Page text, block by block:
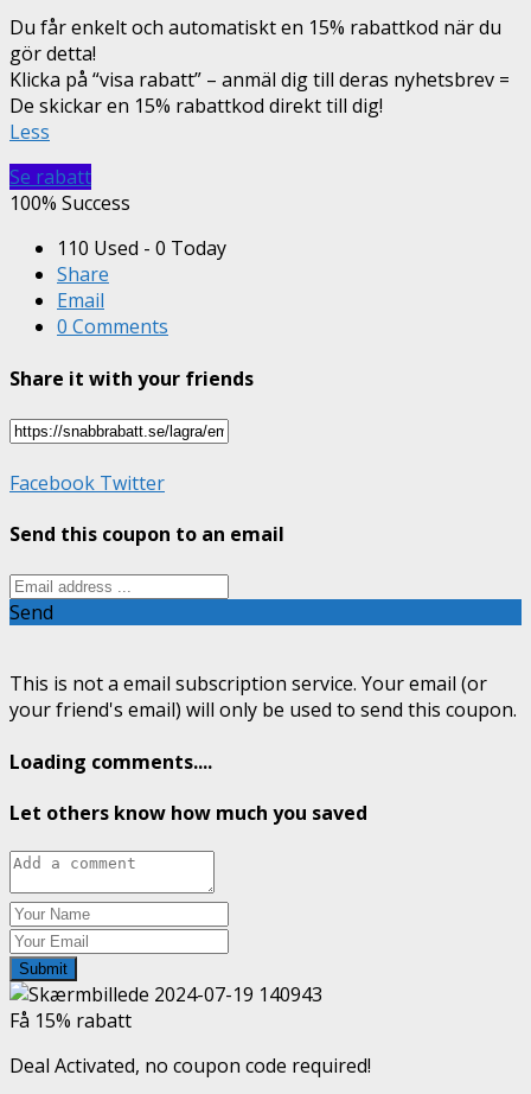
Du får enkelt och automatiskt en 15% rabattkod när du
gör detta!
Klicka på “visa rabatt” – anmäl dig till deras nyhetsbrev =
De skickar en 15% rabattkod direkt till dig!
Less
Se rabatt
100% Success
110 Used - 0 Today
Share
Email
0 Comments
Share it with your friends
Facebook Twitter
Send this coupon to an email
Send
This is not a email subscription service. Your email (or
your friend's email) will only be used to send this coupon.
Loading comments....
Let others know how much you saved
Submit
Få 15% rabatt
Deal Activated, no coupon code required!